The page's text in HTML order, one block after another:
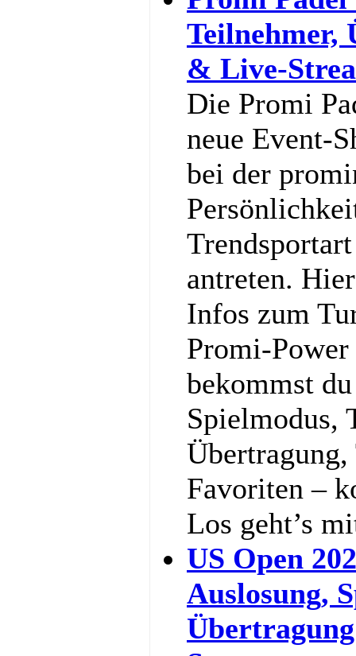
Teilnehmer,
& Live-
Die Promi
neue Event-
bei der
antreten.
Infos zum
Promi-
bekommst
Spielmodus,
Favoriten –
Los geht’s
US Open
Auslosung,